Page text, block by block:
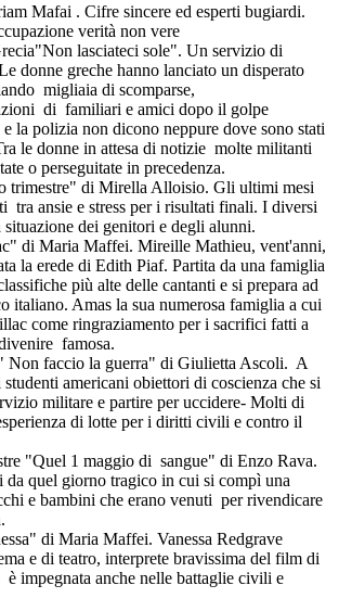
Mafai . Cifre sincere ed esperti bugiardi.
verità non vere
lasciateci sole". Un servizio di
donne greche hanno lanciato un disperato
migliaia di scomparse,
di familiari e amici dopo il golpe
la polizia non dicono neppure dove sono stati
le donne in attesa di notizie molte militanti
o perseguitate in precedenza.
trimestre" di Mirella Alloisio. Gli ultimi mesi
tra ansie e stress per i risultati finali. I diversi
dei genitori e degli alunni.
di Maria Maffei. Mireille Mathieu, vent'anni,
la erede di Edith Piaf. Partita da una famiglia
più alte delle cantanti e si prepara ad
italiano. Amas la sua numerosa famiglia a cui
come ringraziamento per i sacrifici fatti a
famosa.
Non faccio la guerra" di Giulietta Ascoli. A
americani obiettori di coscienza che si
militare e partire per uccidere- Molti di
di lotte per i diritti civili e contro il
"Quel 1 maggio di sangue" di Enzo Rava.
da quel giorno tragico in cui si compì una
e bambini che erano venuti per rivendicare
di Maria Maffei. Vanessa Redgrave
e di teatro, interprete bravissima del film di
impegnata anche nelle battaglie civili e